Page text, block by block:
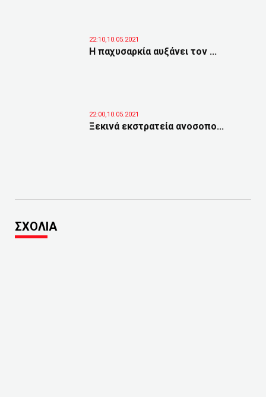
22:10,10.05.2021
Η παχυσαρκία αυξάνει τον ...
22:00,10.05.2021
Ξεκινά εκστρατεία ανοσοπο...
ΣΧΟΛΙΑ